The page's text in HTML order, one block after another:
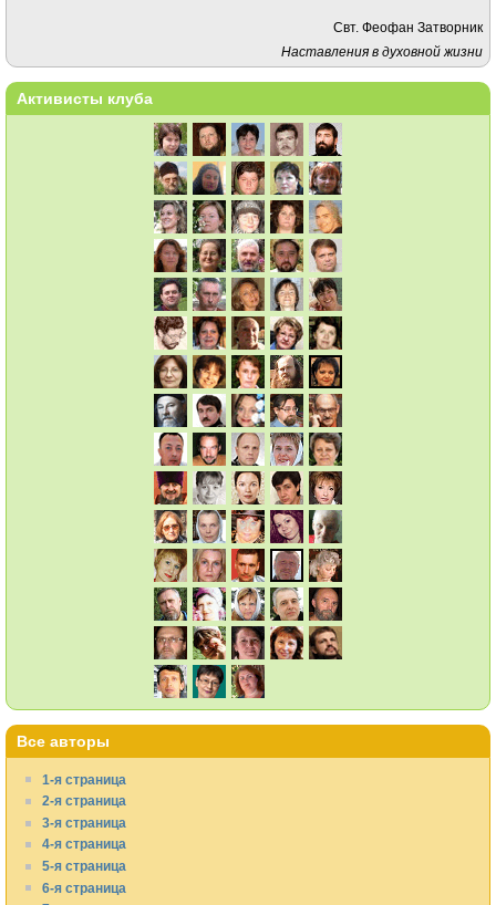
Свт. Феофан Затворник
Наставления в духовной жизни
Активисты клуба
Все авторы
1-я страница
2-я страница
3-я страница
4-я страница
5-я страница
6-я страница